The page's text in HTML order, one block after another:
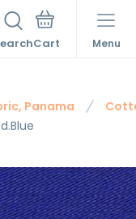
Menu
Panama